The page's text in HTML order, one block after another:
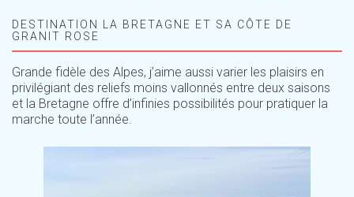
DESTINATION LA BRETAGNE ET SA CÔTE DE
GRANIT ROSE
Grande fidèle des Alpes, j’aime aussi varier les plaisirs en
privilégiant des reliefs moins vallonnés entre deux saisons
et la Bretagne offre d’infinies possibilités pour pratiquer la
marche toute l’année.